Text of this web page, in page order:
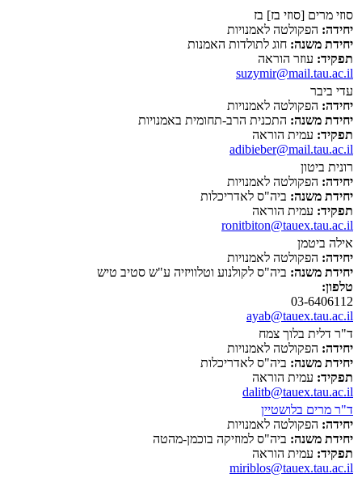
סוזי מרים [סוזי בז] בז
יחידה: הפקולטה לאמנויות
יחידת משנה: חוג לתולדות האמנות
תפקיד: עוזר הוראה
suzymir@mail.tau.ac.il
עדי ביבר
יחידה: הפקולטה לאמנויות
יחידת משנה: התכנית הרב-תחומית באמנויות
תפקיד: עמית הוראה
adibieber@mail.tau.ac.il
רונית ביטון
יחידה: הפקולטה לאמנויות
יחידת משנה: ביה"ס לאדריכלות
תפקיד: עמית הוראה
ronitbiton@tauex.tau.ac.il
אילה ביטמן
יחידה: הפקולטה לאמנויות
יחידת משנה: ביה"ס לקולנוע וטלוויזיה ע"ש סטיב טיש
טלפון:
03-6406112
ayab@tauex.tau.ac.il
ד"ר דלית בלוך צמח
יחידה: הפקולטה לאמנויות
יחידת משנה: ביה"ס לאדריכלות
תפקיד: עמית הוראה
dalitb@tauex.tau.ac.il
ד"ר מרים בלושטיין
יחידה: הפקולטה לאמנויות
יחידת משנה: ביה"ס למוזיקה בוכמן-מהטה
תפקיד: עמית הוראה
miriblos@tauex.tau.ac.il